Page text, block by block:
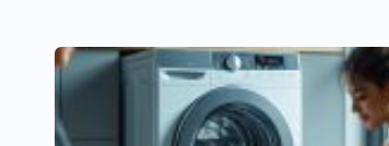
Frigorífico que se calienta: ¿Es normal o un
problema?
Averías frecuentes en electrodomésticos